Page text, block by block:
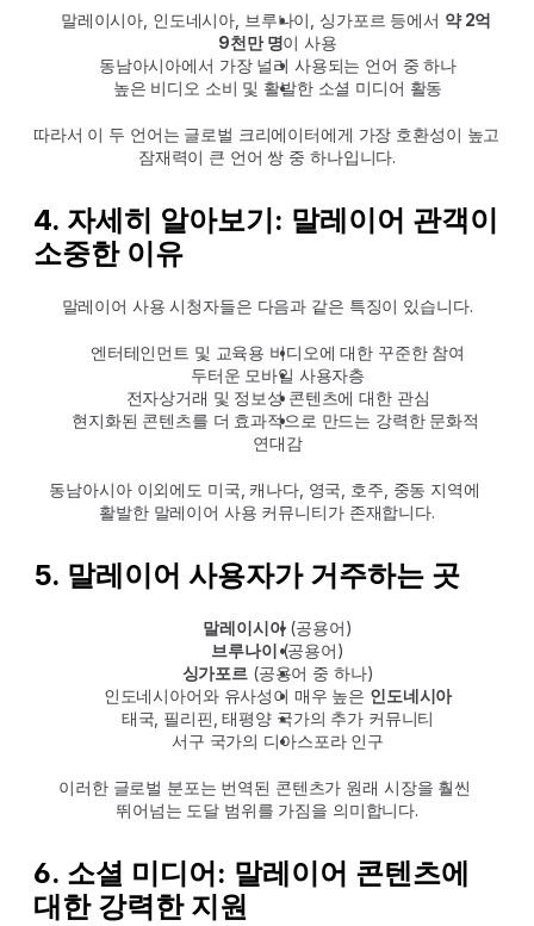
말레이시아, 인도네시아, 브루나이, 싱가포르 등에서 약 2억
9천만 명이 사용
동남아시아에서 가장 널리 사용되는 언어 중 하나
높은 비디오 소비 및 활발한 소셜 미디어 활동
따라서 이 두 언어는 글로벌 크리에이터에게 가장 호환성이 높고
잠재력이 큰 언어 쌍 중 하나입니다.
4. 자세히 알아보기: 말레이어 관객이
소중한 이유
말레이어 사용 시청자들은 다음과 같은 특징이 있습니다.
엔터테인먼트 및 교육용 비디오에 대한 꾸준한 참여
두터운 모바일 사용자층
전자상거래 및 정보성 콘텐츠에 대한 관심
현지화된 콘텐츠를 더 효과적으로 만드는 강력한 문화적
연대감
동남아시아 이외에도 미국, 캐나다, 영국, 호주, 중동 지역에
활발한 말레이어 사용 커뮤니티가 존재합니다.
5. 말레이어 사용자가 거주하는 곳
말레이시아 (공용어)
브루나이 (공용어)
싱가포르 (공용어 중 하나)
인도네시아어와 유사성이 매우 높은 인도네시아
태국, 필리핀, 태평양 국가의 추가 커뮤니티
서구 국가의 디아스포라 인구
이러한 글로벌 분포는 번역된 콘텐츠가 원래 시장을 훨씬
뛰어넘는 도달 범위를 가짐을 의미합니다.
6. 소셜 미디어: 말레이어 콘텐츠에
대한 강력한 지원